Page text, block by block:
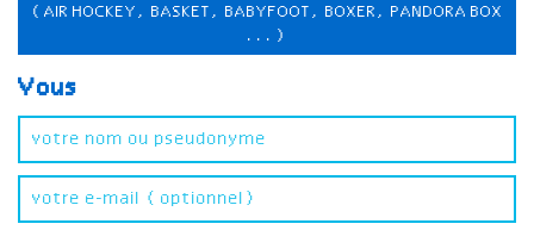
(AIR HOCKEY, BASKET, BABYFOOT, BOXER, PANDORA BOX
...)
Vous